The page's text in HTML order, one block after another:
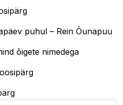
puhul – Rein Õunapuu
õigete nimedega